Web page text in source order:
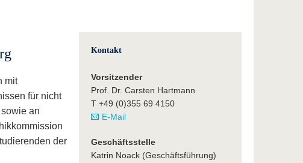
mit
für nicht
an
der
Kontakt
Vorsitzender
Prof. Dr. Carsten Hartmann
T +49 (0)355 69 4150
E-Mail
Geschäftsstelle
Katrin Noack (Geschäftsführung)